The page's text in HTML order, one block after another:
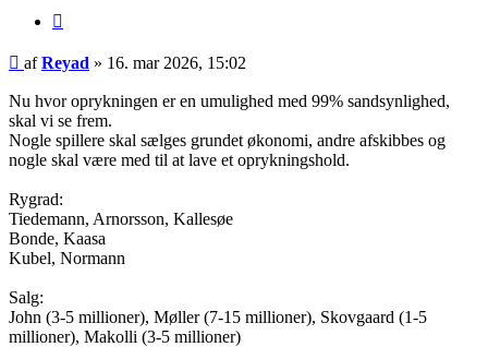
Indlæg
afReyad » 16. mar 2026, 15:02
Nu hvor oprykningen er en umulighed med 99% sandsynlighed,
skal vi se frem.
Nogle spillere skal sælges grundet økonomi, andre afskibbes og
nogle skal være med til at lave et oprykningshold.
Rygrad:
Tiedemann, Arnorsson, Kallesøe
Bonde, Kaasa
Kubel, Normann
Salg:
John (3-5 millioner), Møller (7-15 millioner), Skovgaard (1-5
millioner), Makolli (3-5 millioner)